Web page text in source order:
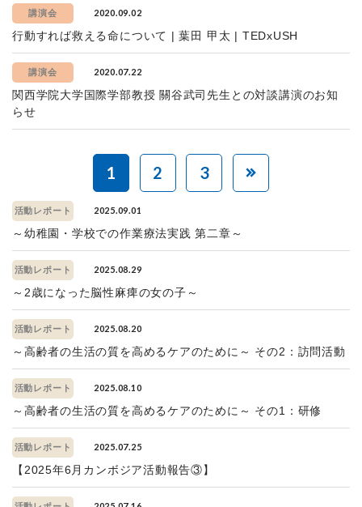
講演会 2020.09.02
行動すれば救える命について | 葉田 甲太 | TEDxUSH
講演会 2020.07.22
関西学院大学国際学部教授 關谷武司先生との対談講演のお知
らせ
1 2 3
活動レポート 2025.09.01
～幼稚園・学校での作業療法実践 第二章～
活動レポート 2025.08.29
～2歳になった脳性麻痺の女の子～
活動レポート 2025.08.20
～高齢者の生活の質を高めるケアのために～ その2：訪問活動
活動レポート 2025.08.10
～高齢者の生活の質を高めるケアのために～ その1：研修
活動レポート 2025.07.25
【2025年6月カンボジア活動報告③】